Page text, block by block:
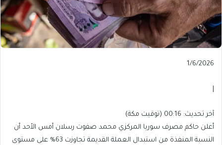
Published
1/6/2026
آخر
تحديث:
00:16
آخر تحديث: 00:16 (توقيت مكة)
أعلن حاكم مصرف سوريا المركزي محمد صفوت رسلان أمس الأحد أن
النسبة المنفذة من استبدال العملة القديمة تجاوزت 63% على مستوى